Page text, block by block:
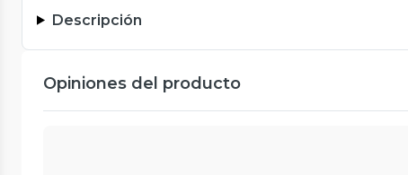
Descripción
Opiniones del producto